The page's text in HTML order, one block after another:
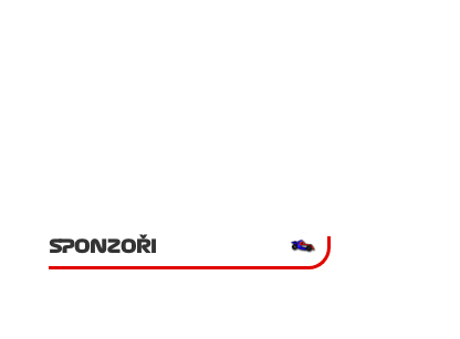
SPONZOŘI